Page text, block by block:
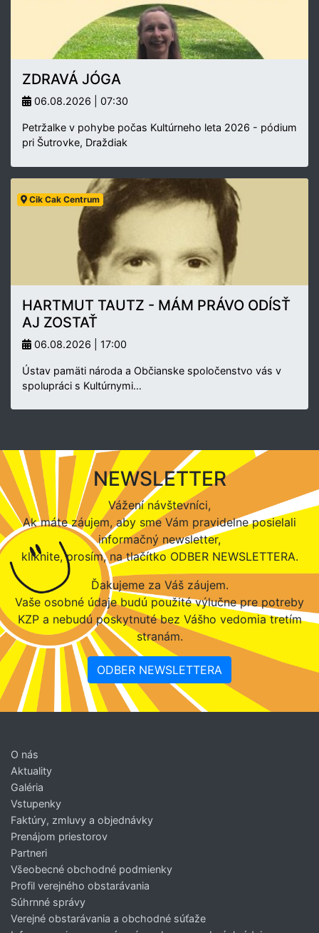
ZDRAVÁ JÓGA
06.08.2026 | 07:30
Petržalke v pohybe počas Kultúrneho leta 2026 - pódium
pri Šutrovke, Draždiak
Cik Cak Centrum
HARTMUT TAUTZ - MÁM PRÁVO ODÍSŤ
AJ ZOSTAŤ
06.08.2026 | 17:00
Ústav pamäti národa a Občianske spoločenstvo vás v
spolupráci s Kultúrnymi…
NEWSLETTER
Vážení návštevníci,
Ak máte záujem, aby sme Vám pravidelne posielali
informačný newsletter,
kliknite, prosím, na tlačítko ODBER NEWSLETTERA.
Ďakujeme za Váš záujem.
Vaše osobné údaje budú použité výlučne pre potreby
KZP a nebudú poskytnuté bez Vášho vedomia tretím
stranám.
ODBER NEWSLETTERA
O nás
Aktuality
Galéria
Vstupenky
Faktúry, zmluvy a objednávky
Prenájom priestorov
Partneri
Všeobecné obchodné podmienky
Profil verejného obstarávania
Súhrnné správy
Verejné obstarávania a obchodné súťaže